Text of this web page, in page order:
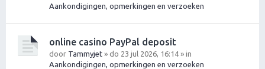
Aankondigingen, opmerkingen en verzoeken
online casino PayPal deposit
door Tammyjet » do 23 jul 2026, 16:14 » in
Aankondigingen, opmerkingen en verzoeken